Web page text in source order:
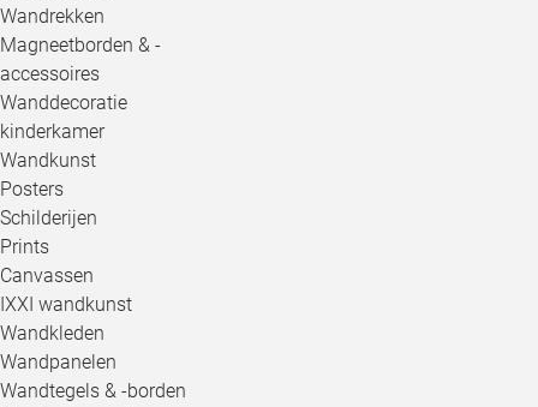
Wandrekken
Magneetborden & -
accessoires
Wanddecoratie
kinderkamer
Wandkunst
Posters
Schilderijen
Prints
Canvassen
IXXI wandkunst
Wandkleden
Wandpanelen
Wandtegels & -borden